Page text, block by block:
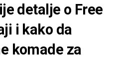
detalje o Free
i kako da
komade za